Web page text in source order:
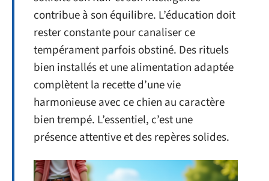
contribue à son équilibre. L’éducation doit
rester constante pour canaliser ce
tempérament parfois obstiné. Des rituels
bien installés et une alimentation adaptée
complètent la recette d’une vie
harmonieuse avec ce chien au caractère
bien trempé. L’essentiel, c’est une
présence attentive et des repères solides.